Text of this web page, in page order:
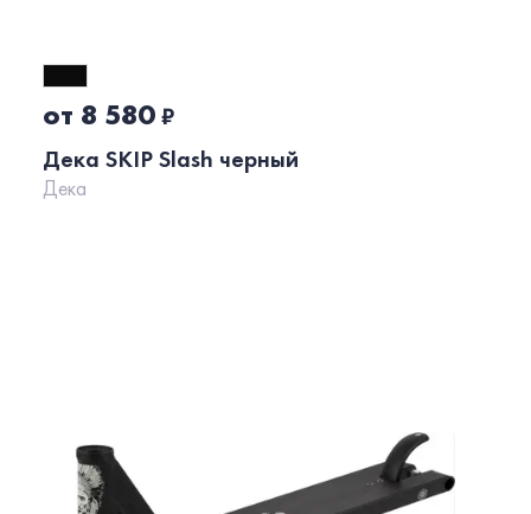
от 8 580₽
Дека SKIP Slash черный
Дека